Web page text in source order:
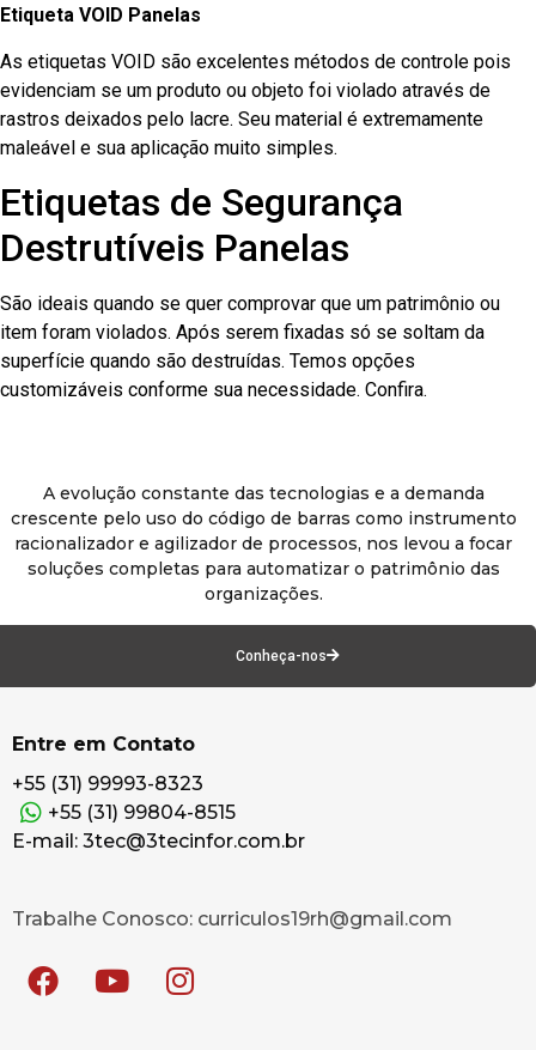
Etiqueta VOID Panelas
As etiquetas VOID são excelentes métodos de controle pois
evidenciam se um produto ou objeto foi violado através de
rastros deixados pelo lacre. Seu material é extremamente
maleável e sua aplicação muito simples.
Etiquetas de Segurança
Destrutíveis Panelas
São ideais quando se quer comprovar que um patrimônio ou
item foram violados. Após serem fixadas só se soltam da
superfície quando são destruídas. Temos opções
customizáveis conforme sua necessidade. Confira.
A evolução constante das tecnologias e a demanda
crescente pelo uso do código de barras como instrumento
racionalizador e agilizador de processos, nos levou a focar
soluções completas para automatizar o patrimônio das
organizações.
Conheça-nos
Entre em Contato
+55 (31) 99993-8323
+55 (31) 99804-8515
E-mail: 3tec@3tecinfor.com.br
Trabalhe Conosco: curriculos19rh@gmail.com